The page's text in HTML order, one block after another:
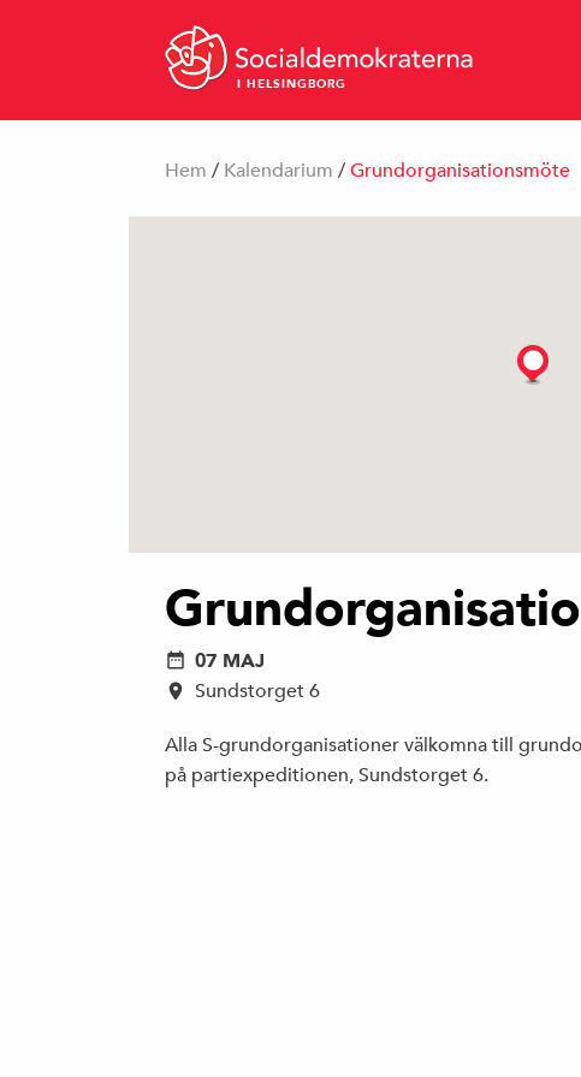
I HELSINGBORG
Hem / Kalendarium / Grundorganisationsmöte
07 MAJ
Sundstorget 6
Alla S-grundorganisationer välkomna till
på partiexpeditionen, Sundstorget 6.